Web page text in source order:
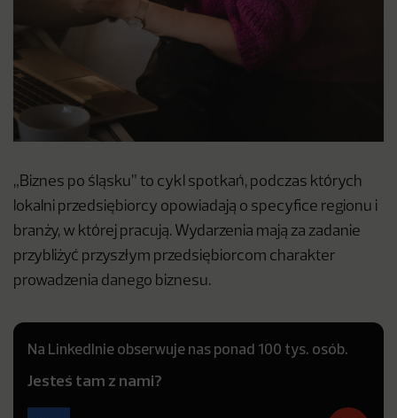
„Biznes po śląsku” to cykl spotkań, podczas których
lokalni przedsiębiorcy opowiadają o specyfice regionu i
branży, w której pracują. Wydarzenia mają za zadanie
przybliżyć przyszłym przedsiębiorcom charakter
prowadzenia danego biznesu.
Na LinkedInie obserwuje nas ponad 100 tys. osób.
Jesteś tam z nami?